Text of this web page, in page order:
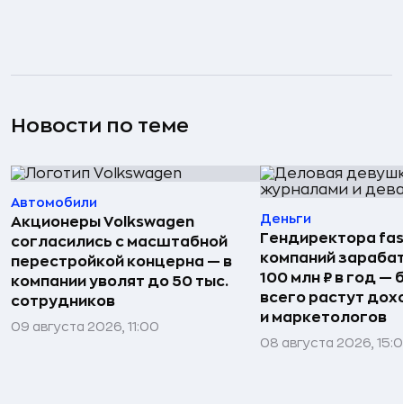
Новости по теме
Автомобили
Акционеры Volkswagen
согласились с масштабной
перестройкой концерна — в
компании уволят до 50 тыс.
сотрудников
09 августа 2026, 11:00
Деньги
Гендиректора
компаний
100 млн ₽ в год —
всего растут
и маркетологов
08 августа 2026,